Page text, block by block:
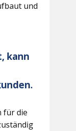
und
kann
für die